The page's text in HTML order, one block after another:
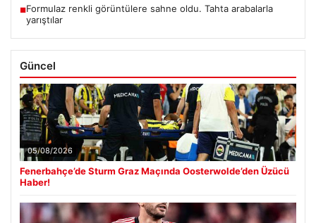
■Formulaz renkli görüntülere sahne oldu. Tahta arabalarla
yarıştılar
Güncel
05/08/2026
Fenerbahçe’de Sturm Graz Maçında Oosterwolde’den Üzücü
Haber!